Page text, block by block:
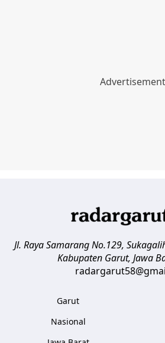
Jl. Raya Samarang No.129,
Kabupaten Garut, Jawa
Garut
Nasional